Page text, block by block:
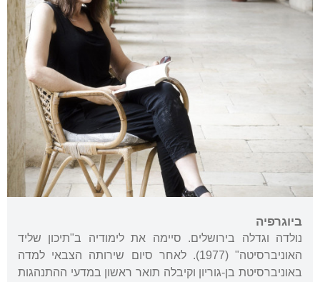
ביוגרפיה
נולדה וגדלה בירושלים. סיימה את לימודיה ב"תיכון שליד
האוניברסיטה" (1977). לאחר סיום שירותה הצבאי למדה
באוניברסיטת בן-גוריון וקיבלה תואר ראשון במדעי ההתנהגות